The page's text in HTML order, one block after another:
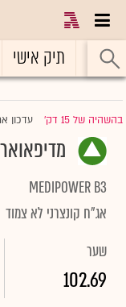
ראשי תיק אישי
בהשהיה של 15 דק' |עדכון
MEDIPOWER B3
אג"ח קונצרני לא צמוד
שער
102.69